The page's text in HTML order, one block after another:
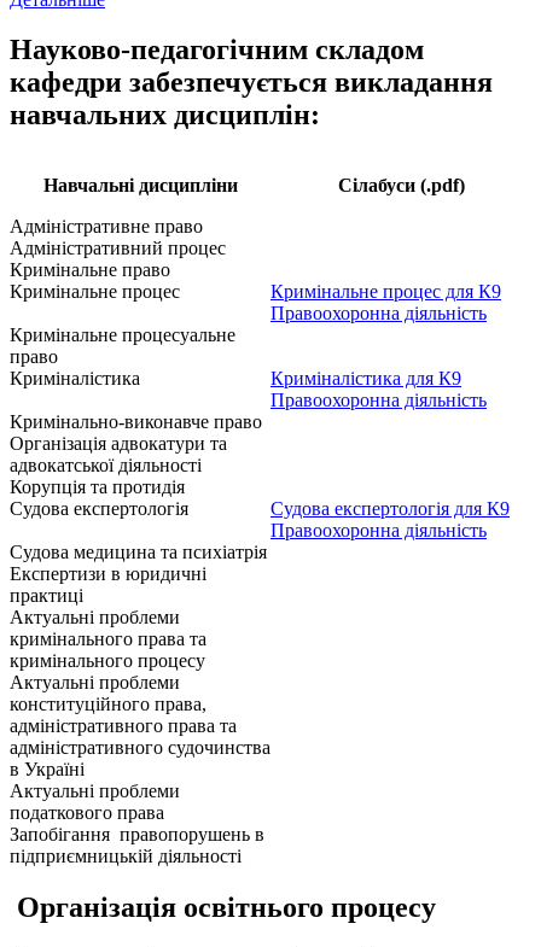
Науково-педагогічним складом
кафедри забезпечується викладання
навчальних дисциплін:
Навчальні дисципліни
Сілабуси (.pdf)
Адміністративне право
Адміністративний процес
Кримінальне право
Кримінальне процес
Кримінальне процес для К9
Правоохоронна діяльність
Кримінальне процесуальне
право
Криміналістика
Криміналістика для К9
Правоохоронна діяльність
Кримінально-виконавче право
Організація адвокатури та
адвокатської діяльності
Корупція та протидія
Судова експертологія
Судова експертологія для К9
Правоохоронна діяльність
Судова медицина та психіатрія
Експертизи в юридичні
практиці
Актуальні проблеми
кримінального права та
кримінального процесу
Актуальні проблеми
конституційного права,
адміністративного права та
адміністративного судочинства
в Україні
Актуальні проблеми
податкового права
Запобігання правопорушень в
підприємницькій діяльності
Організація освітнього процесу